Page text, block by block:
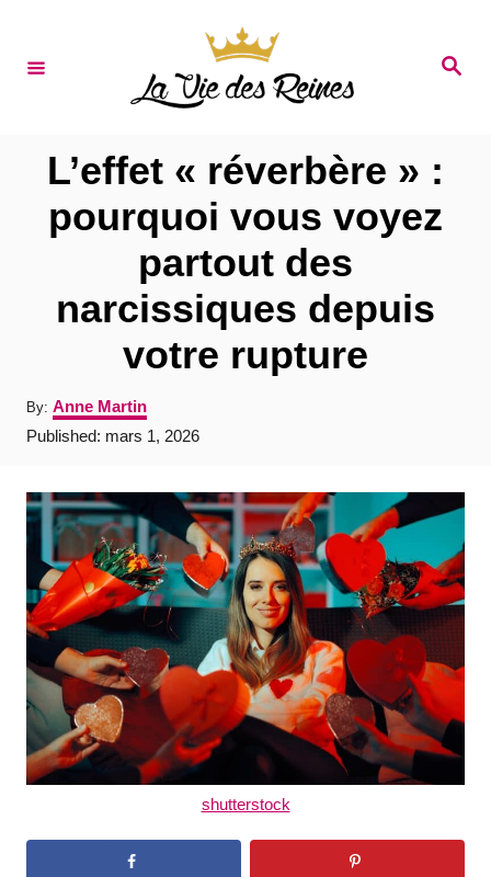
S
L’effet « réverbère » :
pourquoi vous voyez
partout des
narcissiques depuis
votre rupture
By: A
u
t
o
r
Anne Martin
P
t
e
d
n
Published: mars 1, 2026
shutterstock